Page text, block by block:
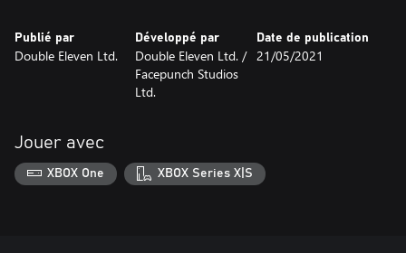
Publié par
Double Eleven Ltd.
Développé par
Double Eleven Ltd. /
Facepunch Studios
Ltd.
Date de publication
21/05/2021
Jouer avec
XBOX One XBOX Series X|S